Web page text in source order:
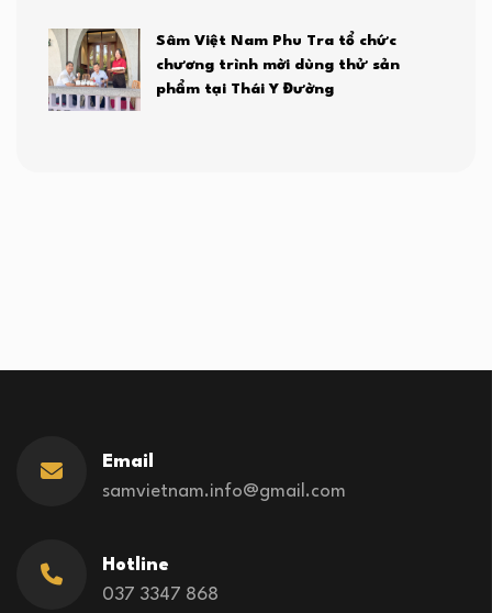
Sâm Việt Nam Phu Tra tổ chức
chương trình mời dùng thử sản
phẩm tại Thái Y Đường
Email
samvietnam.info@gmail.com
Hotline
037 3347 868